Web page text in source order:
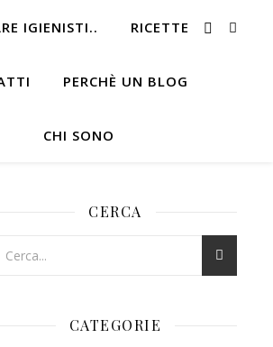
IGIENISTI.. RICETTE
PERCHÈ UN BLOG
CHI SONO
CERCA
CATEGORIE